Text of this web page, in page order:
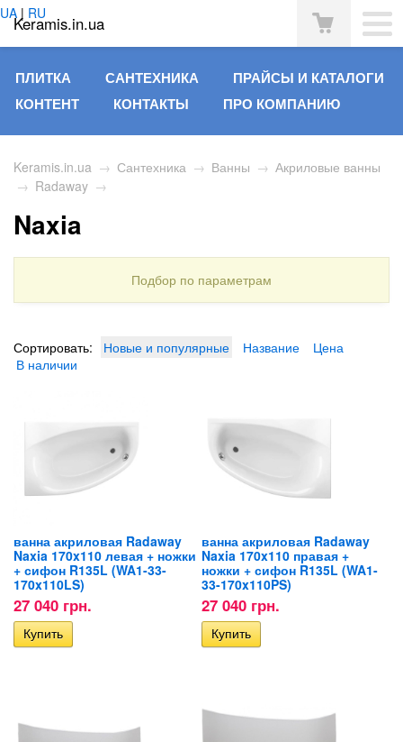
Keramis.in.ua
UA | RU
ПЛИТКА САНТЕХНИКА
ПРАЙСЫ И КАТАЛОГИ
КОНТЕНТ
КОНТАКТЫ ПРО КОМПАНИЮ
Keramis.in.ua → Сантехника → Ванны → Акриловые ванны
→ Radaway →
Naxia
Подбор по параметрам
Сортировать: Новые и популярные Название
Цена
В наличии
ванна акриловая Radaway
Naxia 170x110 левая + ножки
+ сифон R135L (WA1-33-
170x110LS)
27 040 грн.
ванна акриловая Radaway
Naxia 170x110 правая +
ножки + сифон R135L (WA1-
33-170x110PS)
27 040 грн.